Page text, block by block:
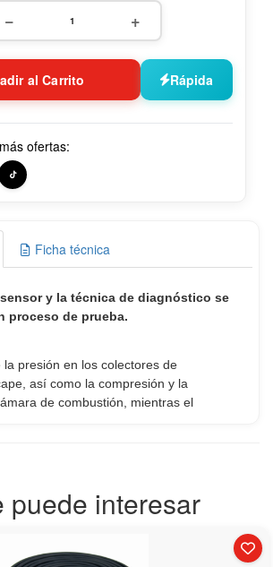
− +
al Carrito Rápida
ofertas:
Ficha técnica
puede interesar